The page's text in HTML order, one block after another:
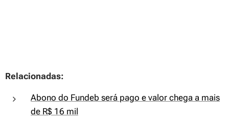
Relacionadas:
Abono do Fundeb será pago e valor chega a mais
de R$ 16 mil